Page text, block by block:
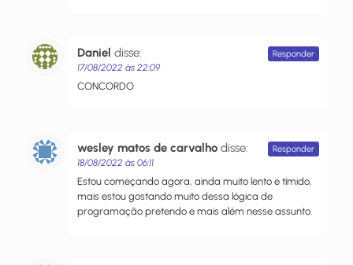
Daniel disse:
17/08/2022 às 22:09
CONCORDO
Responder
wesley matos de carvalho disse:
18/08/2022 às 06:11
Estou começando agora, ainda muito lento e tímido,
mais estou gostando muito dessa lógica de
programação pretendo e mais além nesse assunto.
Responder